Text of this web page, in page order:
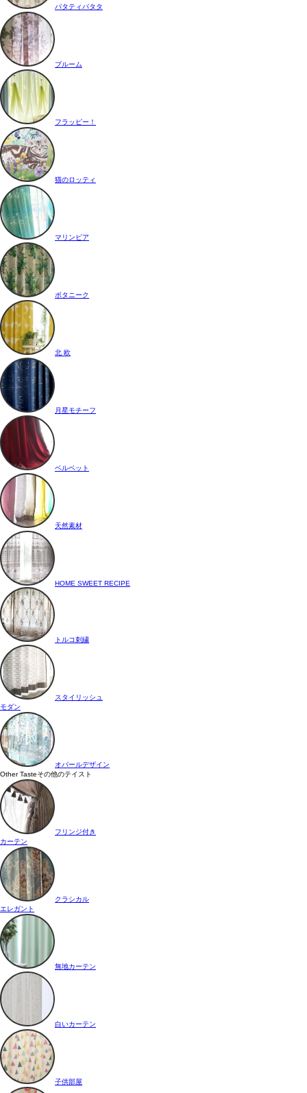
パタティパタタ
ブルーム
フラッピー！
猫のロッティ
マリンピア
ボタニーク
北 欧
月星モチーフ
ベルベット
天然素材
HOME SWEET RECIPE
トルコ刺繍
スタイリッシュ
モダン
オパールデザイン
Other Tasteその他のテイスト
フリンジ付き
カーテン
クラシカル
エレガント
無地カーテン
白いカーテン
子供部屋